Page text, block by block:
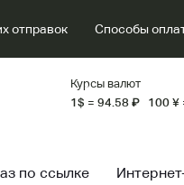
отправок Способы
Курсы валют
1$ = 94.58 ₽ 100 ¥
по ссылке